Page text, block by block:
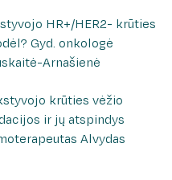
pagalbos klinika
chirurgijos klinika
tvarka
gimimo laiką
seksualinio smurto
HR+/HER2- krūties
Gyd. onkologė
Arnašienė
krūties vėžio
ir jų atspindys
Alvydas